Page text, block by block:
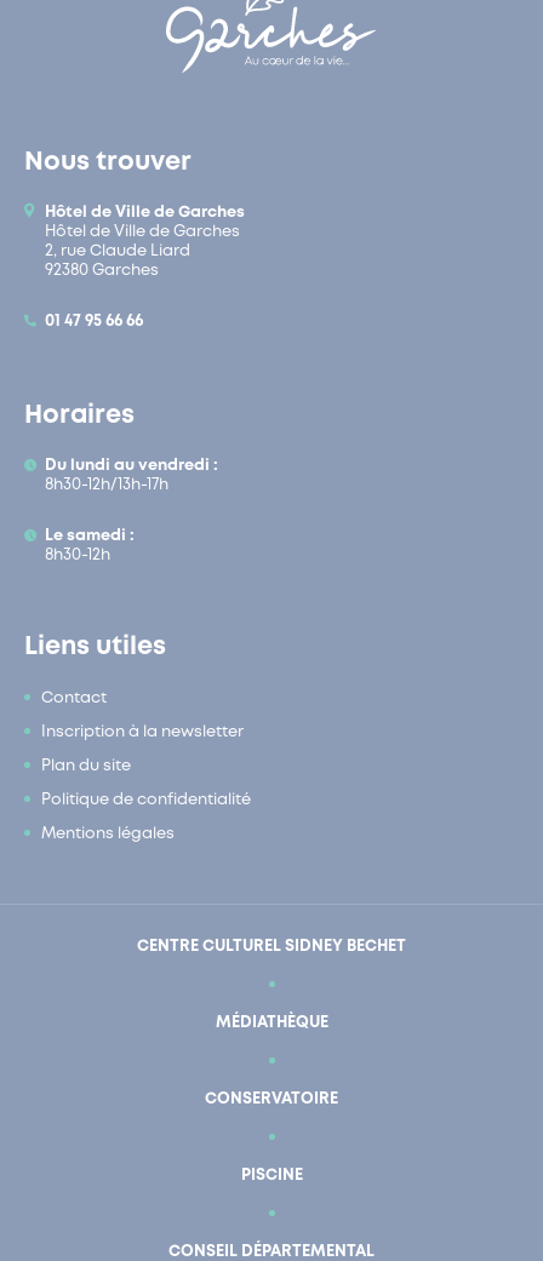
Nous trouver
Hôtel de Ville de Garches
Hôtel de Ville de Garches
2, rue Claude Liard
92380 Garches
01 47 95 66 66
Horaires
Du lundi au vendredi :
8h30-12h/13h-17h
Le samedi :
8h30-12h
Liens utiles
Contact
Inscription à la newsletter
Plan du site
Politique de confidentialité
Mentions légales
CENTRE CULTUREL SIDNEY BECHET
MÉDIATHÈQUE
CONSERVATOIRE
PISCINE
CONSEIL DÉPARTEMENTAL